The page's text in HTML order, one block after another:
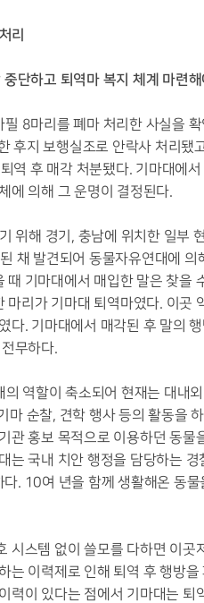
리
단하고 퇴역마 복지 체계 마련
8마리를 폐마 처리한 사실을
후지 보행실조로 안락사 처리됐
역 후 매각 처분됐다. 기마대에
에 의해 그 운명이 결정된다.
위해 경기, 충남에 위치한 일부
채 발견되어 동물자유연대에 의
때 기마대에서 매입한 말은 찾을
마리가 기마대 퇴역마였다. 이곳
다. 기마대에서 매각된 후 말의 행
무하다.
역할이 축소되어 현재는 대내
순찰, 견학 행사 등의 활동을 하
관 홍보 목적으로 이용하던 동물
는 국내 치안 행정을 담당하는 경
. 10여 년을 함께 생활해온 동물
시스템 없이 쓸모를 다하면 이곳
이력제로 인해 퇴역 후 행방을
력이 있다는 점에서 기마대는 퇴